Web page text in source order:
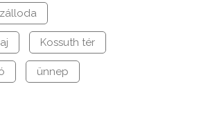
Kossuth tér
ünnep